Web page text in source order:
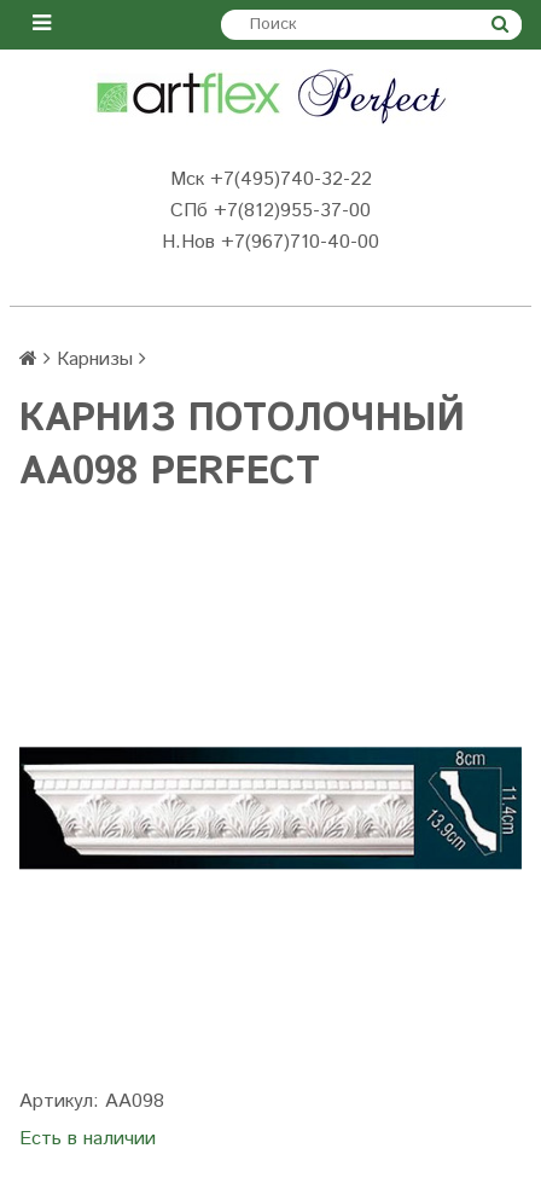
Мск +7(495)740-32-22
СПб +7(812)955-37-00
Н.Нов +7(967)710-40-00
Карнизы
КАРНИЗ ПОТОЛОЧНЫЙ
AA098 PERFECT
Артикул: AA098
Есть в наличии